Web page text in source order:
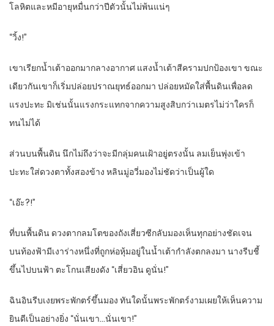
โลหิตและหมีอายุหมื่นกว่าปีตัวนั้นไม่พ้นแน่ๆ
“วิ้ง!”
เขาเรียกน้ำเต้าออกมากลางอากาศ แสงน้ำเต้าสีครามปกป้องเขา ขณะ
เดียวกันเขาก็เริ่มปล่อยปราณยุทธ์ออกมา ปล่อยหมัดใส่พื้นดินเพื่อลด
แรงปะทะ มิเช่นนั้นแรงกระแทกจากความสูงสิบกว่าเมตรไม่ว่าใครก็
ทนไม่ได้
ส่วนบนพื้นดิน นึกไม่ถึงว่าจะมีกลุ่มคนเฝ้าอยู่ตรงนั้น ลมเย็นพุ่งเข้า
ปะทะใส่ดวงตาทั้งสองข้าง หลินมู่อวี่มองไม่ชัดว่าเป็นผู้ใด
“เอ๊ะ?!”
ที่บนพื้นดิน ดวงตากลมโตของถังเสี่ยวซีกลับมองเห็นทุกอย่างชัดเจน
บนท้องฟ้ามีเงาร่างหนึ่งที่ถูกห่อหุ้มอยู่ในน้ำเต้ากำลังตกลงมา นางรีบชี้
ขึ้นไปบนฟ้า ตะโกนเสียงดัง “เสี่ยวอิน ดูนั่น!”
ฉินอินรีบเงยพระพักตร์ขึ้นมอง ทันใดนั้นพระพักตร์งามเผยให้เห็นความ
ยินดีเป็นอย่างยิ่ง “นั่นเขา…นั่นเขา!”